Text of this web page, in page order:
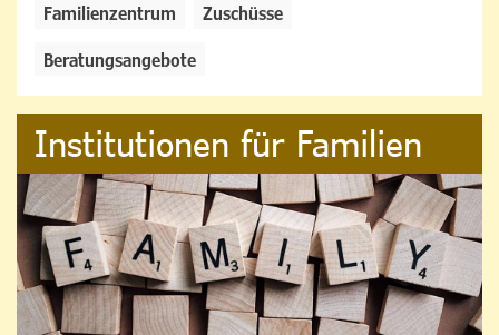
Familienzentrum Zuschüsse
Beratungsangebote
Institutionen für Familien